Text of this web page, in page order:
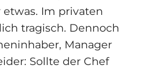
Im privaten
tragisch. Dennoch
Manager
Sollte der Chef